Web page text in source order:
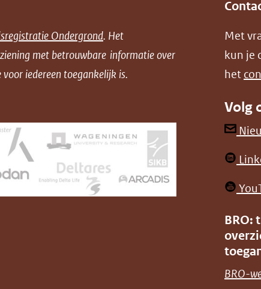
Ondergrond. Het
met betrouwbare informatie over
iedereen toegankelijk is.
Met
kun je
het
Volg
BRO:
BRO-